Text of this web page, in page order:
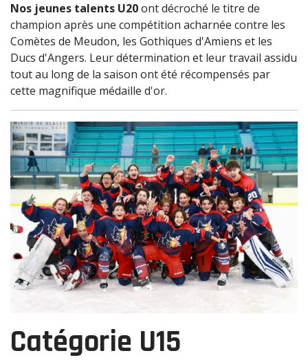
Nos jeunes talents U20ont décroché le titre de
champion après une compétition acharnée contre les
Comètes de Meudon, les Gothiques d'Amiens et les
Ducs d'Angers. Leur détermination et leur travail assidu
tout au long de la saison ont été récompensés par
cette magnifique médaille d'or.
Catégorie U15